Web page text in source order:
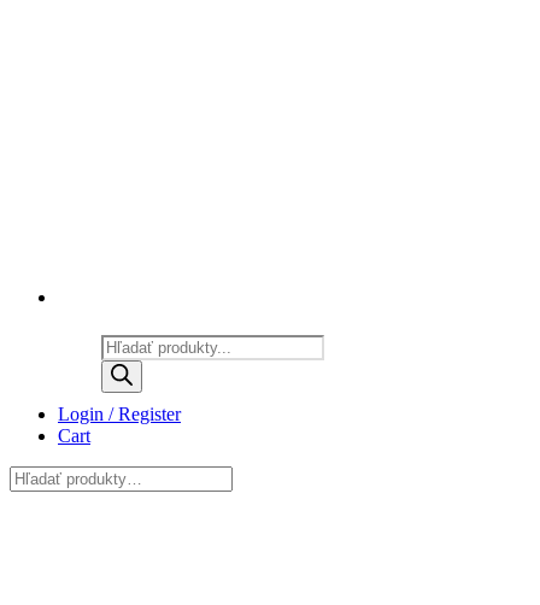
Products
search
Login / Register
Cart